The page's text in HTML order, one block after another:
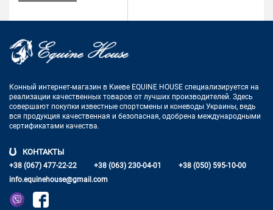
Конный интернет-магазин в Киеве EQUINE HOUSE специализируется на
реализации качественных товаров от лучших производителей. Здесь
совершают покупки известные спортсмены и коневоды Украины, ведь
вся продукция качественная и безопасная, одобрена международными
сертификатами качества.
КОНТАКТЫ
+38 (067) 477-22-22 +38 (063) 230-04-01
+38 (050) 595-10-00
info.equinehouse@gmail.com